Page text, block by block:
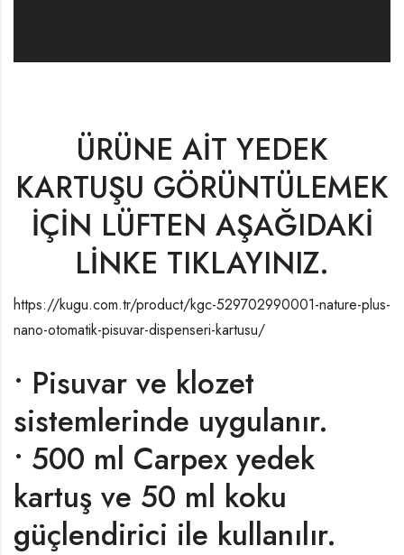
ÜRÜNE AİT YEDEK
KARTUŞU GÖRÜNTÜLEMEK
İÇİN LÜFTEN AŞAĞIDAKİ
LİNKE TIKLAYINIZ.
https://kugu.com.tr/product/kgc-529702990001-nature-plus-
nano-otomatik-pisuvar-dispenseri-kartusu/
• Pisuvar ve klozet
sistemlerinde uygulanır.
• 500 ml Carpex yedek
kartuş ve 50 ml koku
güçlendirici ile kullanılır.